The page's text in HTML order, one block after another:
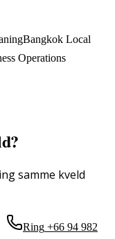
Bangkok Local
Operations
samme kveld
Ring +66 94 982